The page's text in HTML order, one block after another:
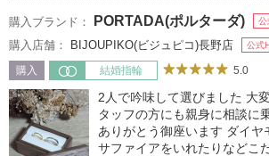
購入ブランド： PORTADA(ポルターダ) 公
購入店舗： BIJOUPIKO(ビジュピコ)長野店 公式
購入 結婚指輪 5.0
2人で吟味して選びました 大変
タッフの方にも親身に相談に
ありがとう御座います ダイヤモンドや指輪の内側に
サファイアをいれたりなどこ